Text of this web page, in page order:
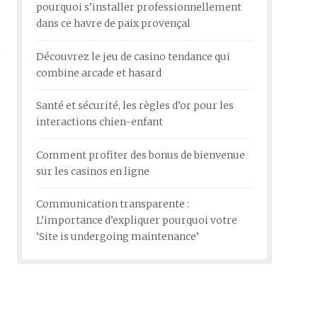
pourquoi s’installer professionnellement
dans ce havre de paix provençal
Découvrez le jeu de casino tendance qui
combine arcade et hasard
Santé et sécurité, les règles d’or pour les
interactions chien-enfant
Comment profiter des bonus de bienvenue
sur les casinos en ligne
Communication transparente :
L’importance d’expliquer pourquoi votre
‘Site is undergoing maintenance’